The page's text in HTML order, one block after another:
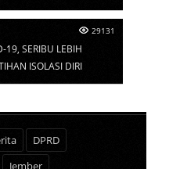
29131
19, SERIBU LEBIH
ISOLASI DIRI
DPRD
Jember